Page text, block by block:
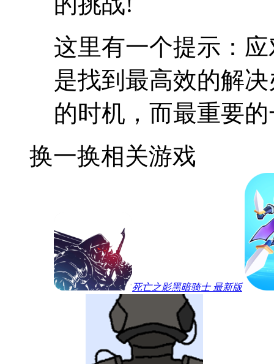
这里有一个提示：
是找到最高效的解
的时机，而最重要
换一换相关游戏
死亡之影黑暗骑士 最新版